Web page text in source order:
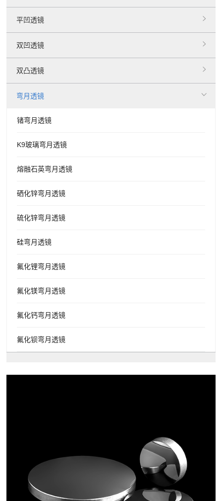
平凹透镜
双凹透镜
双凸透镜
弯月透镜
锗弯月透镜
K9玻璃弯月透镜
熔融石英弯月透镜
硒化锌弯月透镜
硫化锌弯月透镜
硅弯月透镜
氟化锂弯月透镜
氟化镁弯月透镜
氟化钙弯月透镜
氟化钡弯月透镜